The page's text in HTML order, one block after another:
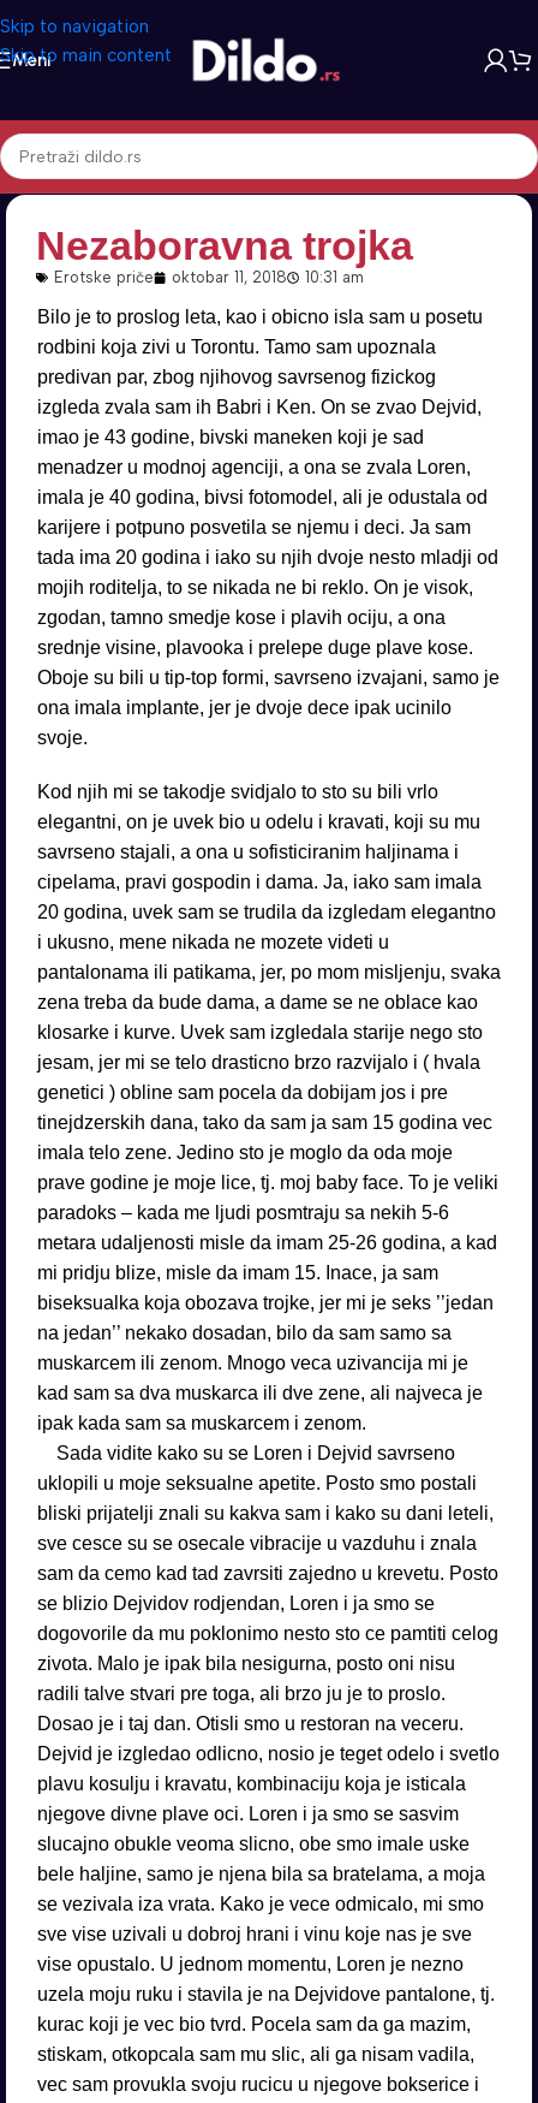
Skip to navigation
Skip to main content
Meni
Nezaboravna trojka
Erotske priče oktobar 11, 2018 10:31 am
Bilo je to proslog leta, kao i obicno isla sam u posetu
rodbini koja zivi u Torontu. Tamo sam upoznala
predivan par, zbog njihovog savrsenog fizickog
izgleda zvala sam ih Babri i Ken. On se zvao Dejvid,
imao je 43 godine, bivski maneken koji je sad
menadzer u modnoj agenciji, a ona se zvala Loren,
imala je 40 godina, bivsi fotomodel, ali je odustala od
karijere i potpuno posvetila se njemu i deci. Ja sam
tada ima 20 godina i iako su njih dvoje nesto mladji od
mojih roditelja, to se nikada ne bi reklo. On je visok,
zgodan, tamno smedje kose i plavih ociju, a ona
srednje visine, plavooka i prelepe duge plave kose.
Oboje su bili u tip-top formi, savrseno izvajani, samo je
ona imala implante, jer je dvoje dece ipak ucinilo
svoje.
Kod njih mi se takodje svidjalo to sto su bili vrlo
elegantni, on je uvek bio u odelu i kravati, koji su mu
savrseno stajali, a ona u sofisticiranim haljinama i
cipelama, pravi gospodin i dama. Ja, iako sam imala
20 godina, uvek sam se trudila da izgledam elegantno
i ukusno, mene nikada ne mozete videti u
pantalonama ili patikama, jer, po mom misljenju, svaka
zena treba da bude dama, a dame se ne oblace kao
klosarke i kurve. Uvek sam izgledala starije nego sto
jesam, jer mi se telo drasticno brzo razvijalo i ( hvala
genetici ) obline sam pocela da dobijam jos i pre
tinejdzerskih dana, tako da sam ja sam 15 godina vec
imala telo zene. Jedino sto je moglo da oda moje
prave godine je moje lice, tj. moj baby face. To je veliki
paradoks – kada me ljudi posmtraju sa nekih 5-6
metara udaljenosti misle da imam 25-26 godina, a kad
mi pridju blize, misle da imam 15. Inace, ja sam
biseksualka koja obozava trojke, jer mi je seks ’’jedan
na jedan’’ nekako dosadan, bilo da sam samo sa
muskarcem ili zenom. Mnogo veca uzivancija mi je
kad sam sa dva muskarca ili dve zene, ali najveca je
ipak kada sam sa muskarcem i zenom.
Sada vidite kako su se Loren i Dejvid savrseno
uklopili u moje seksualne apetite. Posto smo postali
bliski prijatelji znali su kakva sam i kako su dani leteli,
sve cesce su se osecale vibracije u vazduhu i znala
sam da cemo kad tad zavrsiti zajedno u krevetu. Posto
se blizio Dejvidov rodjendan, Loren i ja smo se
dogovorile da mu poklonimo nesto sto ce pamtiti celog
zivota. Malo je ipak bila nesigurna, posto oni nisu
radili talve stvari pre toga, ali brzo ju je to proslo.
Dosao je i taj dan. Otisli smo u restoran na veceru.
Dejvid je izgledao odlicno, nosio je teget odelo i svetlo
plavu kosulju i kravatu, kombinaciju koja je isticala
njegove divne plave oci. Loren i ja smo se sasvim
slucajno obukle veoma slicno, obe smo imale uske
bele haljine, samo je njena bila sa bratelama, a moja
se vezivala iza vrata. Kako je vece odmicalo, mi smo
sve vise uzivali u dobroj hrani i vinu koje nas je sve
vise opustalo. U jednom momentu, Loren je nezno
uzela moju ruku i stavila je na Dejvidove pantalone, tj.
kurac koji je vec bio tvrd. Pocela sam da ga mazim,
stiskam, otkopcala sam mu slic, ali ga nisam vadila,
vec sam provukla svoju rucicu u njegove bokserice i